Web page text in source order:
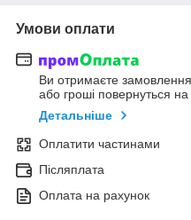
Умови оплати
Ви отримаєте замовлення
або гроші повернуться
Детальніше
Оплатити частинами
Післяплата
Оплата на рахунок